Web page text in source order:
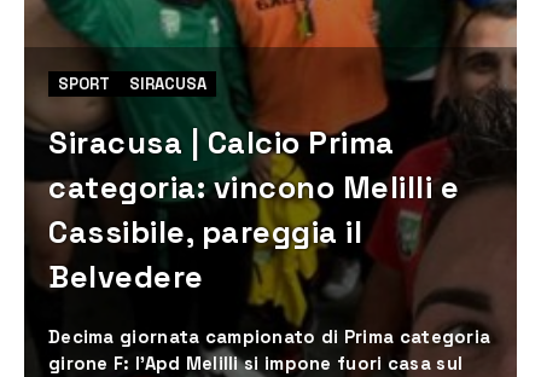
SPORT SIRACUSA
Siracusa | Calcio Prima
categoria: vincono Melilli e
Cassibile, pareggia il
Belvedere
Decima giornata campionato di Prima categoria
girone F: l’Apd Melilli si impone fuori casa sul